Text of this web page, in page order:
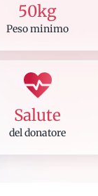
50kg
Peso minimo
Salute
del donatore